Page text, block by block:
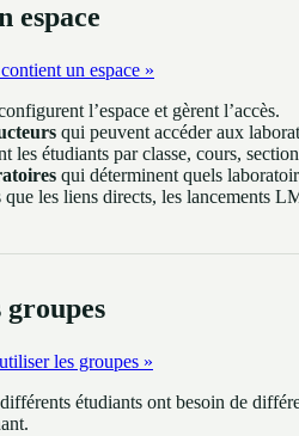
espace
un espace »
l’espace et gèrent l’accès.
qui peuvent accéder aux
les étudiants par classe, cours,
qui déterminent quels
que les liens directs, les lancements
les groupes »
étudiants ont besoin de